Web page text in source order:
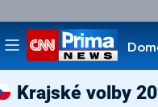
Krajské volby